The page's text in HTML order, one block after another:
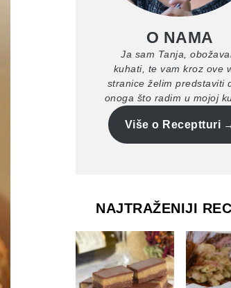
O NAMA
Ja sam Tanja,
kuhati, te vam kroz ove
stranice želim predstaviti
onoga što radim u mojoj
Više o Receptturi
NAJTRAŽENIJI